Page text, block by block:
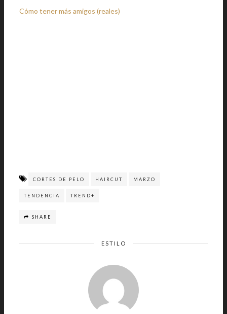
Cómo tener más amigos (reales)
CORTES DE PELO HAIRCUT MARZO
TENDENCIA TREND+
SHARE
ESTILO